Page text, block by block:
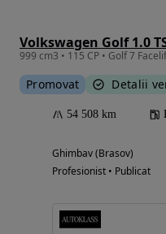
Volkswagen Golf 1.0
999 cm3 • 115 CP • Golf 7
Promovat Detalii
54 508 km
Ghimbav (Brasov)
Profesionist • Publicat